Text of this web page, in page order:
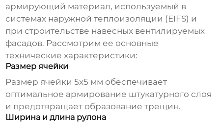
армирующий материал, используемый в
системах наружной теплоизоляции (EIFS) и
при строительстве навесных вентилируемых
фасадов. Рассмотрим ее основные
технические характеристики:
Размер ячейки
Размер ячейки 5x5 мм обеспечивает
оптимальное армирование штукатурного слоя
и предотвращает образование трещин.
Ширина и длина рулона